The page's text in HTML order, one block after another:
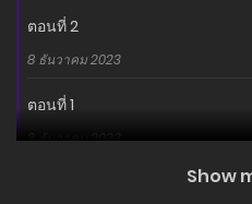
ตอนที่ 2
8 ธันวาคม 2023
ตอนที่ 1
3 ธันวาคม 2023
Show